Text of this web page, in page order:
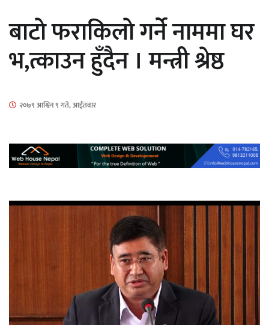
सार्वजनिक
नियन्त्रणमा
‘ईयुमा डट कम’ले बुधबारदेखि आफ्नो
औपचारिक सेवा सञ्चालनमा
बाटाे फराकिलाे गर्ने नाममा घर
भ,त्काउन हुँदैन । मन्त्री श्रेष्ठ
२०७९ आश्विन ९ गते, आईतवार